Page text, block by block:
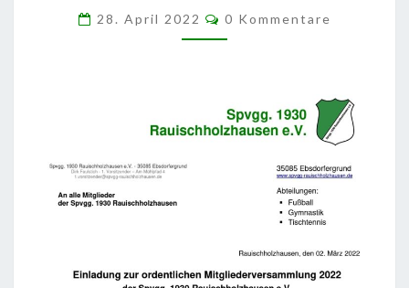
28. April 2022 Kommentare
0 Kommentare